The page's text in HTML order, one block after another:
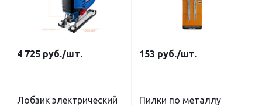
4 725 руб./шт.
Лобзик электрический
153 руб./шт.
Пилки по металлу